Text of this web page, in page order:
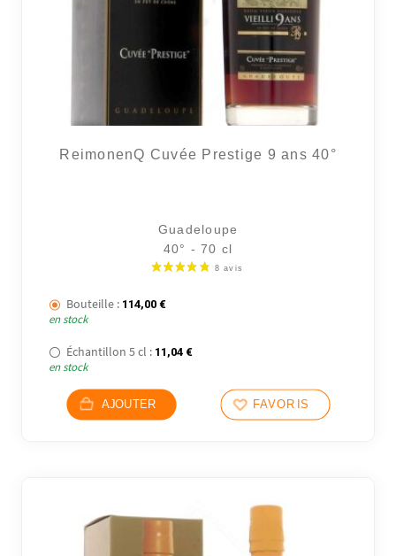
ReimonenQ Cuvée Prestige 9 ans 40°
Guadeloupe
40° - 70 cl
Bouteille : 114,00 €
en stock
Échantillon 5 cl : 11,04 €
en stock
AJOUTER FAVORIS